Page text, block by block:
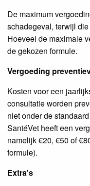
De maximum
schadegeval, terwijl
Hoeveel de maximale
de gekozen formule.
Vergoeding
Kosten voor een
consultatie worden
niet onder de
SantéVet heeft een
namelijk €20, €50 of
formule).
Extra's